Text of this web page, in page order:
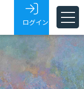
ログイン